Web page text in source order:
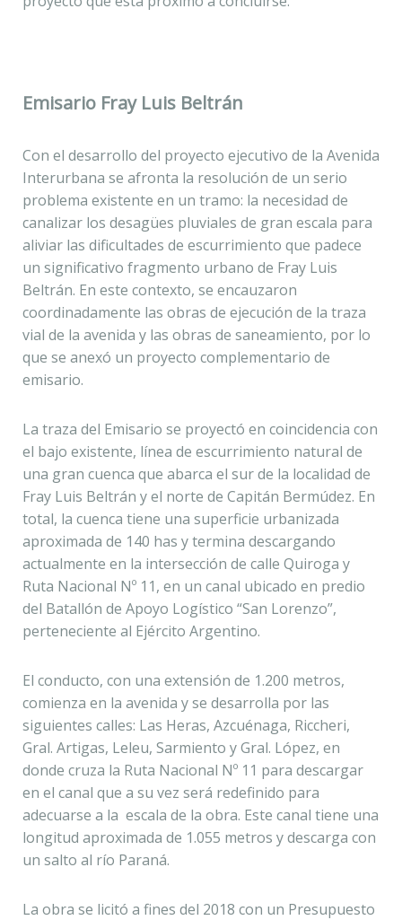
Emisario Fray Luis Beltrán
Con el desarrollo del proyecto ejecutivo de la Avenida
Interurbana se afronta la resolución de un serio
problema existente en un tramo: la necesidad de
canalizar los desagües pluviales de gran escala para
aliviar las dificultades de escurrimiento que padece
un significativo fragmento urbano de Fray Luis
Beltrán. En este contexto, se encauzaron
coordinadamente las obras de ejecución de la traza
vial de la avenida y las obras de saneamiento, por lo
que se anexó un proyecto complementario de
emisario.
La traza del Emisario se proyectó en coincidencia con
el bajo existente, línea de escurrimiento natural de
una gran cuenca que abarca el sur de la localidad de
Fray Luis Beltrán y el norte de Capitán Bermúdez. En
total, la cuenca tiene una superficie urbanizada
aproximada de 140 has y termina descargando
actualmente en la intersección de calle Quiroga y
Ruta Nacional Nº 11, en un canal ubicado en predio
del Batallón de Apoyo Logístico “San Lorenzo”,
perteneciente al Ejército Argentino.
El conducto, con una extensión de 1.200 metros,
comienza en la avenida y se desarrolla por las
siguientes calles: Las Heras, Azcuénaga, Riccheri,
Gral. Artigas, Leleu, Sarmiento y Gral. López, en
donde cruza la Ruta Nacional Nº 11 para descargar
en el canal que a su vez será redefinido para
adecuarse a la escala de la obra. Este canal tiene una
longitud aproximada de 1.055 metros y descarga con
un salto al río Paraná.
La obra se licitó a fines del 2018 con un Presupuesto